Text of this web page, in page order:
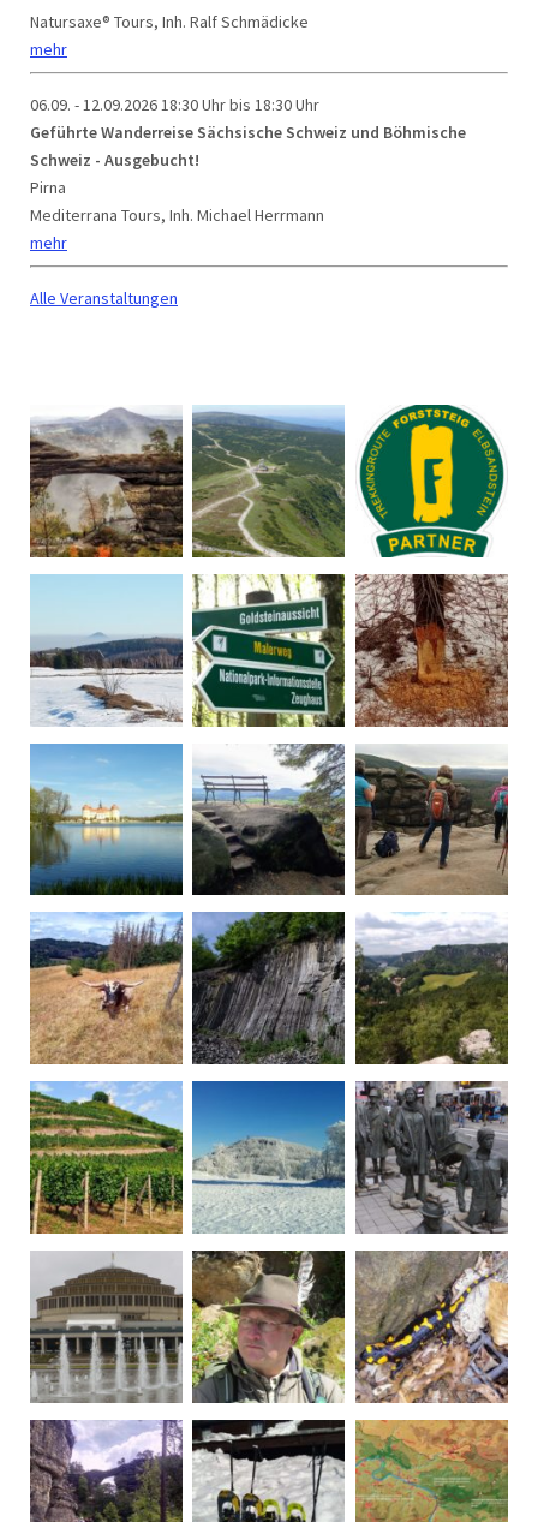
Natursaxe® Tours, Inh. Ralf Schmädicke
mehr
06.09. - 12.09.2026 18:30 Uhr bis 18:30 Uhr
Geführte Wanderreise Sächsische Schweiz und Böhmische
Schweiz - Ausgebucht!
Pirna
Mediterrana Tours, Inh. Michael Herrmann
mehr
Alle Veranstaltungen